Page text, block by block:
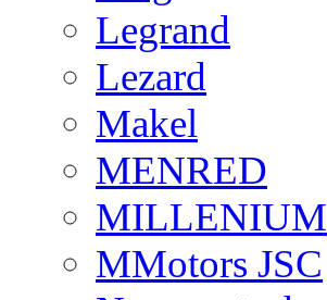
Legrand
Lezard
Makel
MENRED
MILLENIUM
MMotors JSC